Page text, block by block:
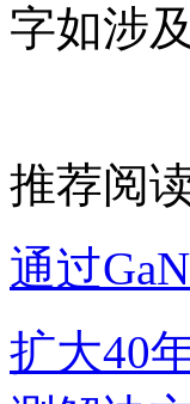
字如涉
推荐阅读
通过
扩大40